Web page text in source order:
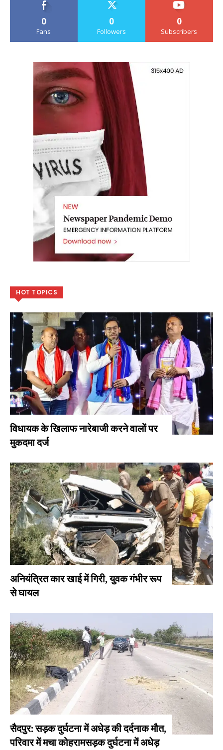
0
Fans
0
Followers
0
Subscribers
HOT TOPICS
विधायक के खिलाफ नारेबाजी करने वालों पर
मुकदमा दर्ज
अनियंत्रित कार खाई में गिरी, युवक गंभीर रूप
से घायल
सैदपुर: सड़क दुर्घटना में अधेड़ की दर्दनाक मौत,
परिवार में मचा कोहरामसड़क दुर्घटना में अधेड़